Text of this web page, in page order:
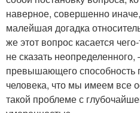
наверное, совершенно
малейшая догадка
же этот вопрос касается
не сказать неопределенного,
превышающего способность
человека, что мы имеем все
такой проблеме с